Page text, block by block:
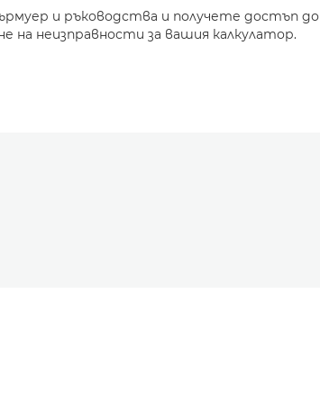
и ръководства и получете достъп до
на неизправности за вашия калкулатор.